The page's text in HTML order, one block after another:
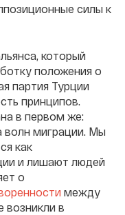
силы к
который
положения о
партия Турции
принципов.
в первом же:
волн миграции. Мы
как
и лишают людей
о
между
возникли в